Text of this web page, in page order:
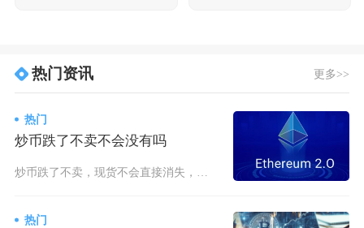
热门资讯 更多>>
热门
炒币跌了不卖不会没有吗
热门